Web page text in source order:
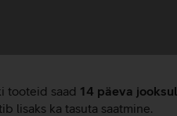
tooteid saad 14 päeva jooksul
lisaks ka tasuta saatmine.